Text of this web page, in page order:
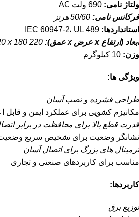
ولتاژ نامی:
فرکانس نامی:
استانداردها:
ابعاد (ارتفاع x عرض x عمق):
وزن:
ویژگی ها:
طراحی فشرده و نصب آسان
مکانیزم کشویی برای عملکرد ایمن و قابل
قدرت قطع بالا برای محافظت در برابر
نشانگر وضعیت برای تشخیص سریع وضعیت
ترمینال های بزرگ برای اتصال آسان
مناسب برای کاربردهای صنعتی و تجاری
کاربردها:
توزیع برق